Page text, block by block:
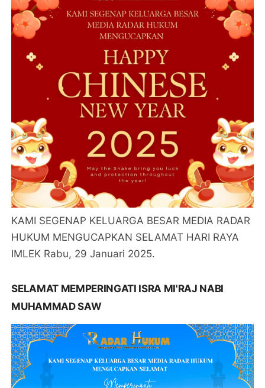
KAMI SEGENAP KELUARGA BESAR MEDIA RADAR
HUKUM MENGUCAPKAN SELAMAT HARI RAYA
IMLEK Rabu, 29 Januari 2025.
SELAMAT MEMPERINGATI ISRA MI'RAJ NABI
MUHAMMAD SAW